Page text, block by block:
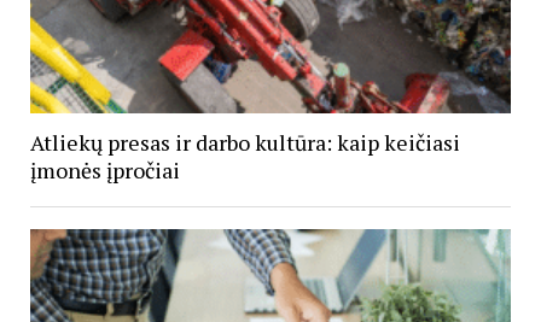
Atliekų presas ir darbo kultūra: kaip keičiasi
įmonės įpročiai